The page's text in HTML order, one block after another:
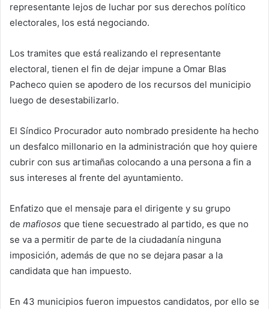
representante lejos de luchar por sus derechos político
electorales, los está negociando.
Los tramites que está realizando el representante
electoral, tienen el fin de dejar impune a Omar Blas
Pacheco quien se apodero de los recursos del municipio
luego de desestabilizarlo.
El Síndico Procurador auto nombrado presidente ha hecho
un desfalco millonario en la administración que hoy quiere
cubrir con sus artimañas colocando a una persona a fin a
sus intereses al frente del ayuntamiento.
Enfatizo que el mensaje para el dirigente y su grupo
de mafiosos que tiene secuestrado al partido, es que no
se va a permitir de parte de la ciudadanía ninguna
imposición, además de que no se dejara pasar a la
candidata que han impuesto.
En 43 municipios fueron impuestos candidatos, por ello se